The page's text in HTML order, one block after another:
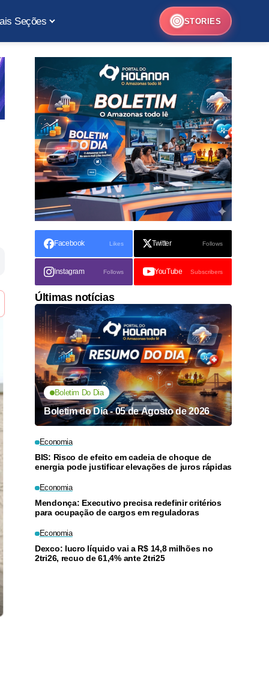
Seções STORIES
Facebook Likes Twitter Follows
Instagram Follows YouTube Subscribers
Últimas notícias
Boletim Do Dia
Boletim do Dia - 05 de Agosto de 2026
Economia
BIS: Risco de efeito em cadeia de choque de
energia pode justificar elevações de juros rápidas
Economia
Mendonça: Executivo precisa redefinir critérios
para ocupação de cargos em reguladoras
Economia
Dexco: lucro líquido vai a R$ 14,8 milhões no
2tri26, recuo de 61,4% ante 2tri25